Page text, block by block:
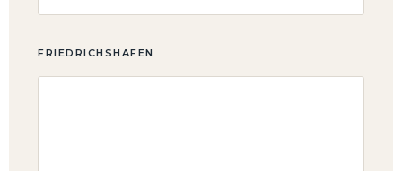
FRIEDRICHSHAFEN